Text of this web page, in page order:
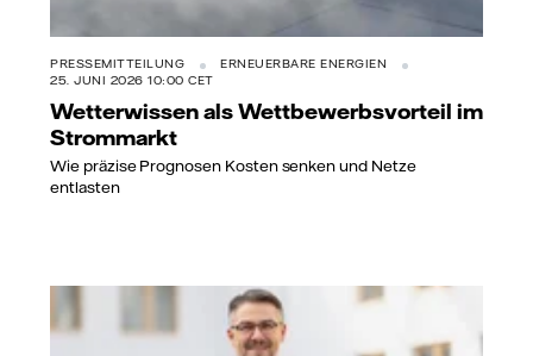
PRESSEMITTEILUNG
ERNEUERBARE ENERGIEN
25. JUNI 2026 10:00 CET
Wetterwissen als Wettbewerbsvorteil im
Strommarkt
Wie präzise Prognosen Kosten senken und Netze
entlasten